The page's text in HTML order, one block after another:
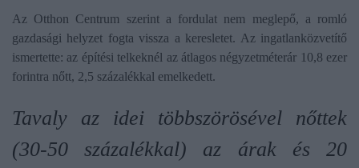
Az Otthon Centrum szerint a fordulat nem meglepő, a romló
gazdasági helyzet fogta vissza a keresletet. Az ingatlanközvetítő
ismertette: az építési telkeknél az átlagos négyzetméterár 10,8 ezer
forintra nőtt, 2,5 százalékkal emelkedett.
Tavaly az idei többszörösével nőttek
(30-50 százalékkal) az árak és 20